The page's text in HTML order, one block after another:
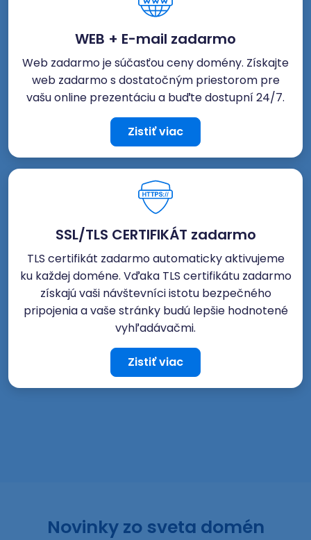
WEB + E-mail zadarmo
Web zadarmo je súčasťou ceny domény. Získajte
web zadarmo s dostatočným priestorom pre
vašu online prezentáciu a buďte dostupní 24/7.
Zistiť viac
SSL/TLS CERTIFIKÁT zadarmo
TLS certifikát zadarmo automaticky aktivujeme
ku každej doméne. Vďaka TLS certifikátu zadarmo
získajú vaši návštevníci istotu bezpečného
pripojenia a vaše stránky budú lepšie hodnotené
vyhľadávačmi.
Zistiť viac
Novinky zo sveta domén